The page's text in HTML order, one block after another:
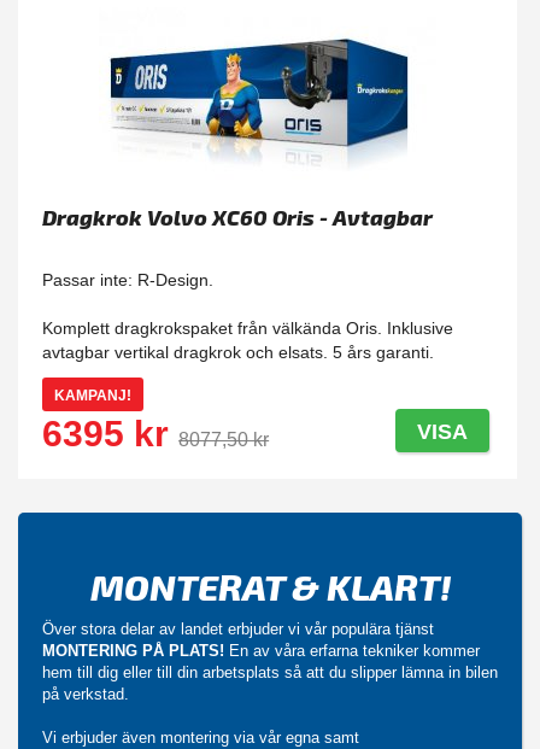
Dragkrok Volvo XC60 Oris - Avtagbar
Passar inte: R-Design.
Komplett dragkrokspaket från välkända Oris. Inklusive
avtagbar vertikal dragkrok och elsats. 5 års garanti.
KAMPANJ!
6395 kr 8077,50 kr VISA
MONTERAT & KLART!
Över stora delar av landet erbjuder vi vår populära tjänst
MONTERING PÅ PLATS! En av våra erfarna tekniker kommer
hem till dig eller till din arbetsplats så att du slipper lämna in bilen
på verkstad.
Vi erbjuder även montering via vår egna samt